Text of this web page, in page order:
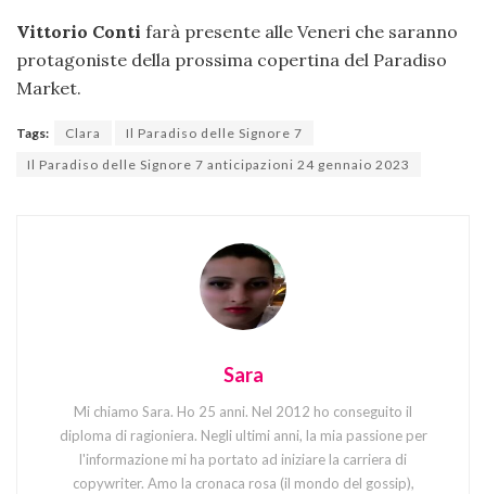
Vittorio Conti farà presente alle Veneri che saranno
protagoniste della prossima copertina del Paradiso
Market.
Tags: Clara
Il Paradiso delle Signore 7
Il Paradiso delle Signore 7 anticipazioni 24 gennaio 2023
Sara
Mi chiamo Sara. Ho 25 anni. Nel 2012 ho conseguito il
diploma di ragioniera. Negli ultimi anni, la mia passione per
l'informazione mi ha portato ad iniziare la carriera di
copywriter. Amo la cronaca rosa (il mondo del gossip),